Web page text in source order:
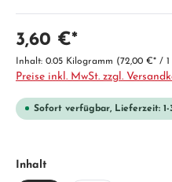
3,60 €*
Inhalt: 0.05 Kilogramm (72,00 €* /
Preise inkl. MwSt. zzgl.
Sofort verfügbar, Lieferzeit: 1-
Inhalt